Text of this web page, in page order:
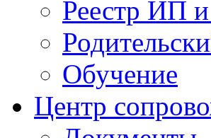
Реестр ИП
Обучение
Центр